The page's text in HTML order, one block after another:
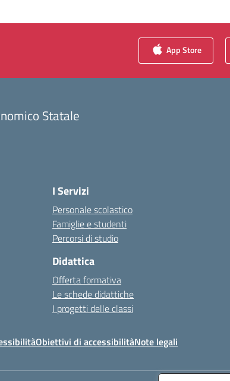
App Store
Statale
I Servizi
Personale scolastico
Famiglie e studenti
Percorsi di studio
Didattica
Offerta formativa
Le schede didattiche
I progetti delle classi
Obiettivi di accessibilitàNote legali